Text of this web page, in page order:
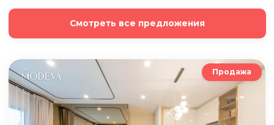
Смотреть все предложения
Продажа